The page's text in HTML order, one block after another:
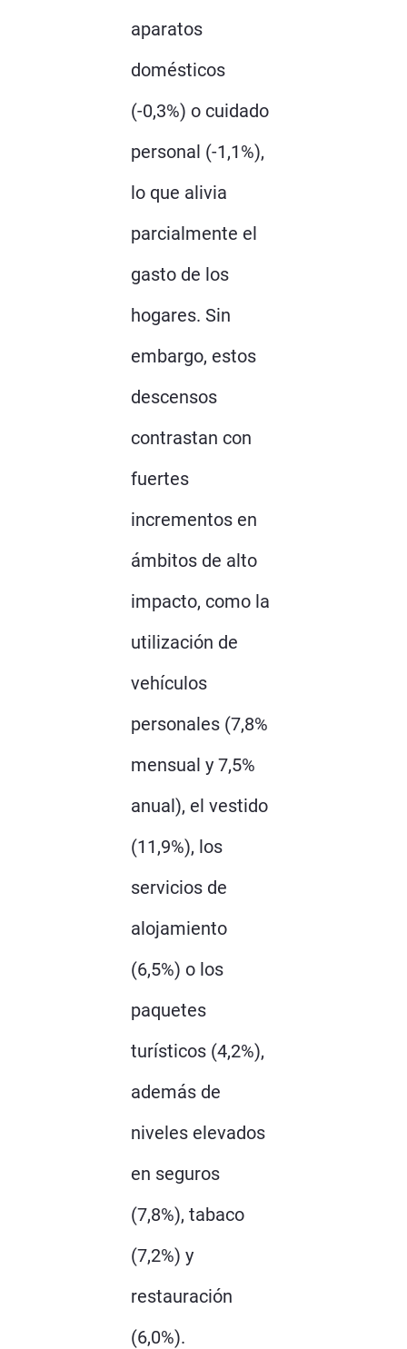
aparatos
domésticos
(-0,3%) o cuidado
personal (-1,1%),
lo que alivia
parcialmente el
gasto de los
hogares. Sin
embargo, estos
descensos
contrastan con
fuertes
incrementos en
ámbitos de alto
impacto, como la
utilización de
vehículos
personales (7,8%
mensual y 7,5%
anual), el vestido
(11,9%), los
servicios de
alojamiento
(6,5%) o los
paquetes
turísticos (4,2%),
además de
niveles elevados
en seguros
(7,8%), tabaco
(7,2%) y
restauración
(6,0%).